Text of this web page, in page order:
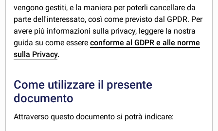
vengono gestiti, e la maniera per poterli cancellare da
parte dell'interessato, così come previsto dal GPDR. Per
avere più informazioni sulla privacy, leggere la nostra
guida su come essereconforme al GDPR e alle norme
sulla Privacy.
Come utilizzare il presente
documento
Attraverso questo documento si potrà indicare: